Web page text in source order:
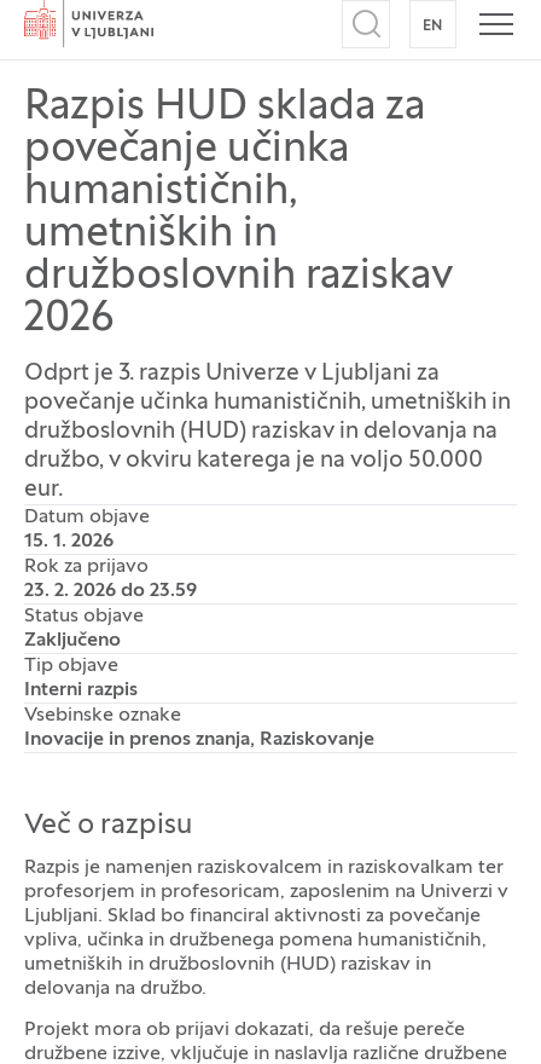
Domov
Odpri iskalnik
EN NA
Razpis HUD sklada za
povečanje učinka
humanističnih,
umetniških in
družboslovnih raziskav
2026
Odprt je 3. razpis Univerze v Ljubljani za
povečanje učinka humanističnih, umetniških in
družboslovnih (HUD) raziskav in delovanja na
družbo, v okviru katerega je na voljo 50.000
eur.
Datum objave
15. 1. 2026
Rok za prijavo
23. 2. 2026 do 23.59
Status objave
Zaključeno
Tip objave
Interni razpis
Vsebinske oznake
Inovacije in prenos znanja, Raziskovanje
Več o razpisu
Razpis je namenjen raziskovalcem in raziskovalkam ter
profesorjem in profesoricam, zaposlenim na Univerzi v
Ljubljani. Sklad bo financiral aktivnosti za povečanje
vpliva, učinka in družbenega pomena humanističnih,
umetniških in družboslovnih (HUD) raziskav in
delovanja na družbo.
Projekt mora ob prijavi dokazati, da rešuje pereče
družbene izzive, vključuje in naslavlja različne družbene